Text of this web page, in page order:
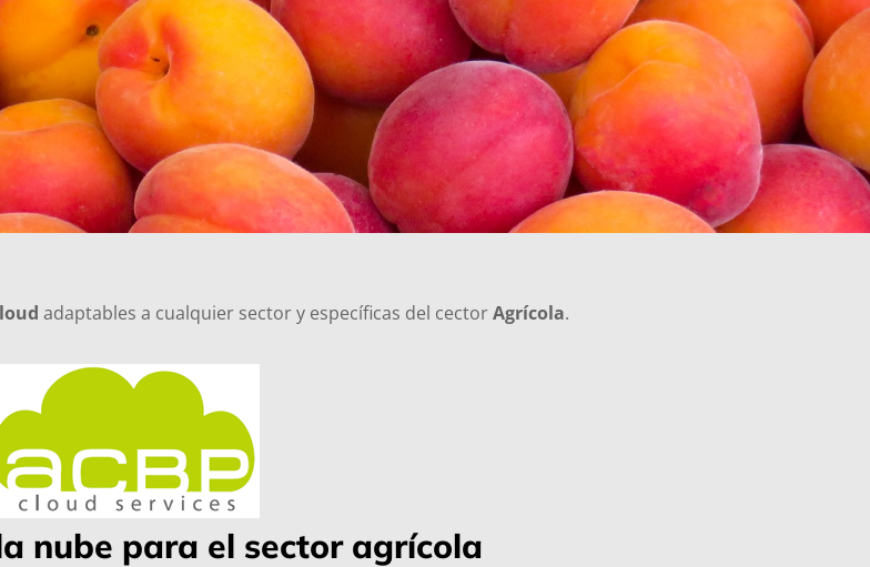
adaptables a cualquier sector y específicas del cectorAgrícola.
nube para el sector agrícola